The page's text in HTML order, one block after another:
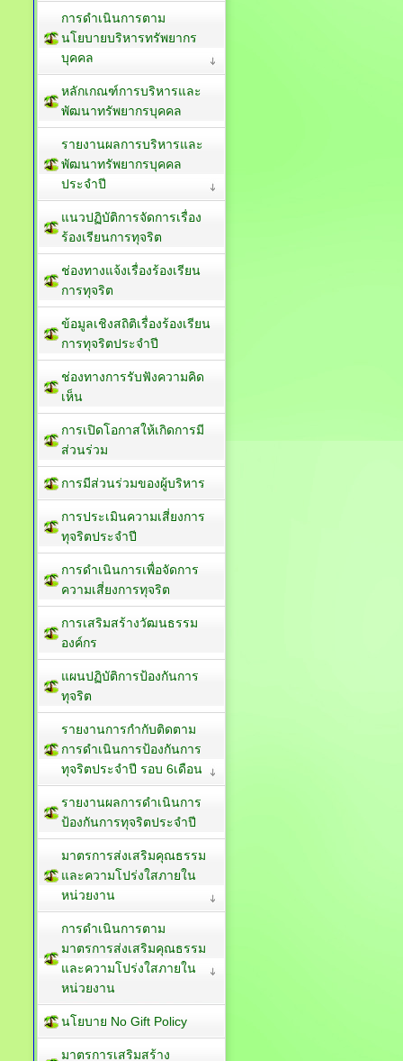
การดำเนินการตาม
นโยบายบริหารทรัพยากร
บุคคล
หลักเกณฑ์การบริหารและ
พัฒนาทรัพยากรบุคคล
รายงานผลการบริหารและ
พัฒนาทรัพยากรบุคคล
ประจำปี
แนวปฏิบัติการจัดการเรื่อง
ร้องเรียนการทุจริต
ช่องทางแจ้งเรื่องร้องเรียน
การทุจริต
ข้อมูลเชิงสถิติเรื่องร้องเรียน
การทุจริตประจำปี
ช่องทางการรับฟังความคิด
เห็น
การเปิดโอกาสให้เกิดการมี
ส่วนร่วม
การมีส่วนร่วมของผู้บริหาร
การประเมินความเสี่ยงการ
ทุจริตประจำปี
การดำเนินการเพื่อจัดการ
ความเสี่ยงการทุจริต
การเสริมสร้างวัฒนธรรม
องค์กร
แผนปฏิบัติการป้องกันการ
ทุจริต
รายงานการกำกับติดตาม
การดำเนินการป้องกันการ
ทุจริตประจำปี รอบ 6เดือน
รายงานผลการดำเนินการ
ป้องกันการทุจริตประจำปี
มาตรการส่งเสริมคุณธรรม
และความโปร่งใสภายใน
หน่วยงาน
การดำเนินการตาม
มาตรการส่งเสริมคุณธรรม
และความโปร่งใสภายใน
หน่วยงาน
นโยบาย No Gift Policy
มาตรการเสริมสร้าง